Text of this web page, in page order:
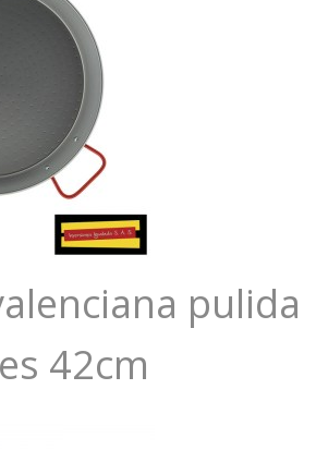
pulida
42cm